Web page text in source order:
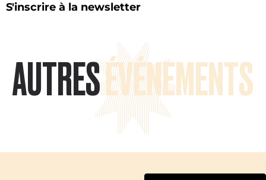
S'inscrire à la newsletter
AUTRESÉVÉNEMENTS